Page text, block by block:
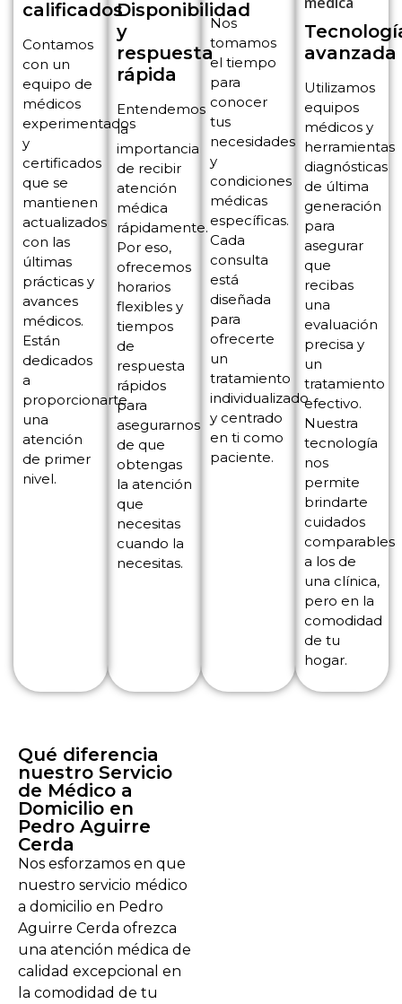
calificados
Contamos
con un
equipo de
médicos
experimentados
y
certificados
que se
mantienen
actualizados
con las
últimas
prácticas y
avances
médicos.
Están
dedicados
a
proporcionarte
una
atención
de primer
nivel.
Disponibilidad
y
respuesta
rápida
Entendemos
la
importancia
de recibir
atención
médica
rápidamente.
Por eso,
ofrecemos
horarios
flexibles y
tiempos
de
respuesta
rápidos
para
asegurarnos
de que
obtengas
la atención
que
necesitas
cuando la
necesitas.
Nos
tomamos
el tiempo
para
conocer
tus
necesidades
y
condiciones
médicas
específicas.
Cada
consulta
está
diseñada
para
ofrecerte
un
tratamiento
individualizado
y centrado
en ti como
paciente.
avanzada
Utilizamos
equipos
médicos y
herramientas
diagnósticas
de última
generación
para
asegurar
que
recibas
una
evaluación
precisa y
un
tratamiento
efectivo.
Nuestra
tecnología
nos
permite
brindarte
cuidados
comparables
a los de
una clínica,
pero en la
comodidad
de tu
hogar.
Qué diferencia
nuestro Servicio
de Médico a
Domicilio en
Pedro Aguirre
Cerda
Nos esforzamos en que
nuestro servicio médico
a domicilio en Pedro
Aguirre Cerda ofrezca
una atención médica de
calidad excepcional en
la comodidad de tu